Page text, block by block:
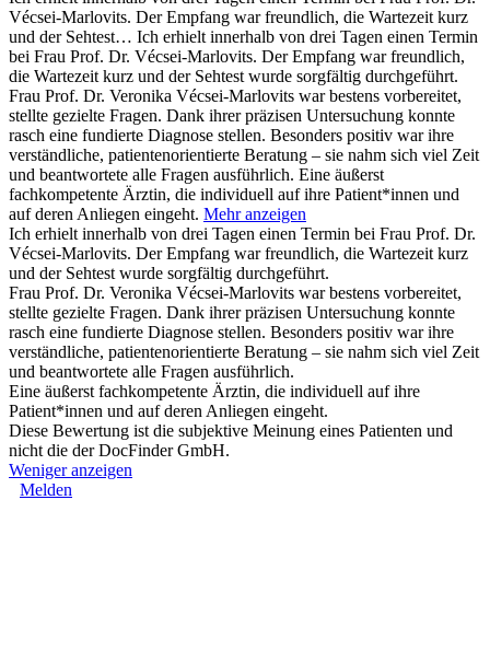
Vécsei-Marlovits. Der Empfang war freundlich, die Wartezeit kurz
und der Sehtest… Ich erhielt innerhalb von drei Tagen einen Termin
bei Frau Prof. Dr. Vécsei-Marlovits. Der Empfang war freundlich,
die Wartezeit kurz und der Sehtest wurde sorgfältig durchgeführt.
Frau Prof. Dr. Veronika Vécsei-Marlovits war bestens vorbereitet,
stellte gezielte Fragen. Dank ihrer präzisen Untersuchung konnte
rasch eine fundierte Diagnose stellen. Besonders positiv war ihre
verständliche, patientenorientierte Beratung – sie nahm sich viel Zeit
und beantwortete alle Fragen ausführlich. Eine äußerst
fachkompetente Ärztin, die individuell auf ihre Patient*innen und
auf deren Anliegen eingeht. Mehr anzeigen
Ich erhielt innerhalb von drei Tagen einen Termin bei Frau Prof. Dr.
Vécsei-Marlovits. Der Empfang war freundlich, die Wartezeit kurz
und der Sehtest wurde sorgfältig durchgeführt.
Frau Prof. Dr. Veronika Vécsei-Marlovits war bestens vorbereitet,
stellte gezielte Fragen. Dank ihrer präzisen Untersuchung konnte
rasch eine fundierte Diagnose stellen. Besonders positiv war ihre
verständliche, patientenorientierte Beratung – sie nahm sich viel Zeit
und beantwortete alle Fragen ausführlich.
Eine äußerst fachkompetente Ärztin, die individuell auf ihre
Patient*innen und auf deren Anliegen eingeht.
Diese Bewertung ist die subjektive Meinung eines Patienten und
nicht die der DocFinder GmbH.
Weniger anzeigen
Melden